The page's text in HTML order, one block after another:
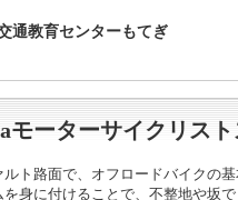
通教育センターもてぎ
モーターサイクリス
ルト路面で、オフロードバイクの
を身に付けることで、不整地や坂